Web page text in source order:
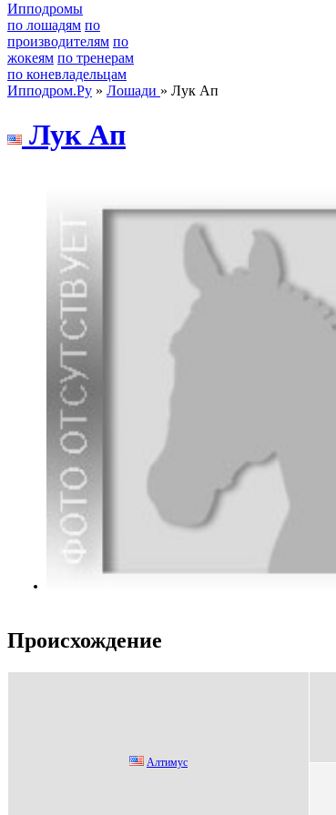
Ипподромы
по лошадям по
производителям по
жокеям по тренерам
по коневладельцам
Ипподром.Ру » Лошади » Лук Ап
Лук Ап
Происхождение
Алтимуc